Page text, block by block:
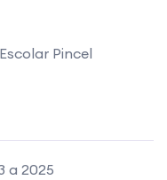
Pincel
a 2025